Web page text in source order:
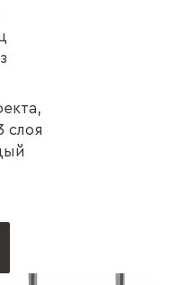
слоя